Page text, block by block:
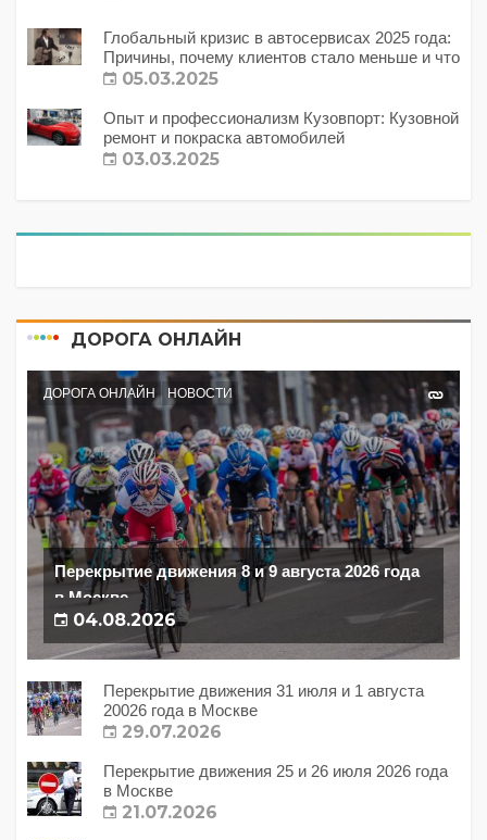
Глобальный кризис в автосервисах 2025 года:
Причины, почему клиентов стало меньше и что
с этим делать?
05.03.2025
Опыт и профессионализм Кузовпорт: Кузовной
ремонт и покраска автомобилей
03.03.2025
ДОРОГА ОНЛАЙН
ДОРОГА ОНЛАЙН НОВОСТИ
Перекрытие движения 8 и 9 августа 2026 года
в Москве
04.08.2026
Перекрытие движения 31 июля и 1 августа
20026 года в Москве
29.07.2026
Перекрытие движения 25 и 26 июля 2026 года
в Москве
21.07.2026